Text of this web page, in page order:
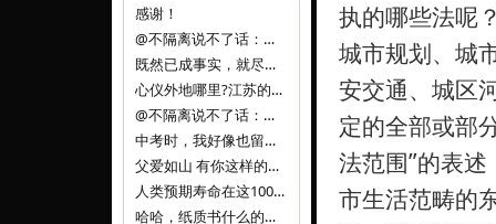
感谢！
@不隔离说不了话：浙江的
既然已成事实，就尽量接受了。 事情未能如愿已是不幸，没必要为此反复纠结来进行不必要的自我惩罚。 之前问过家里的小朋友是否想学编
心仪外地哪里?江苏的？顺其自然，全面发展才是。
@不隔离说不了话：确实，一晃三年。
中考时，我好像也留言过的，可乐好像和我们考得差不多。 一晃三年，我们江苏24年，物化生612分，女孩。 其实高考只是长跑的
父爱如山 有你这样的父亲做后盾，可乐未来的路一定会走得踏实又精彩
人类预期寿命在这100年，每2-3年增长一岁，到你们这一代大概率能到100岁，46岁还是正当年,可能不是八九点中的太阳了，但还是1
哈哈，纸质书什么的目前没有打算和计划，微信读书我不太熟悉，研究看看。目前，我只发在自己博客和起点上。关于小说内容方面，谢谢你的建议
执的哪些法呢
城市规划、城
安交通、城区
定的全部或部
法范围”的表
市生活范畴的